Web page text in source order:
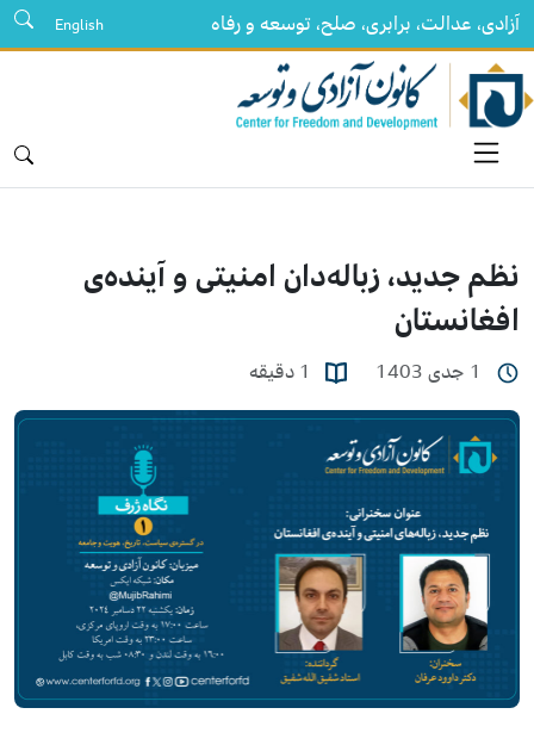
English آزادی، عدالت، برابری، صلح، توسعه و رفاه
نظم جدید، زباله‌دان امنیتی و آینده‌ی
افغانستان
1 جدی 1403 1 دقیقه